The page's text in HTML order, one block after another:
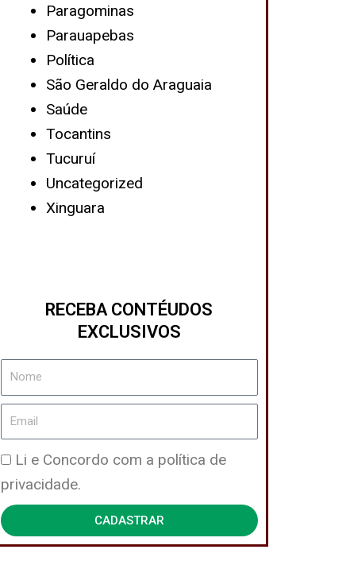
Paragominas
Parauapebas
Política
São Geraldo do Araguaia
Saúde
Tocantins
Tucuruí
Uncategorized
Xinguara
RECEBA CONTÉUDOS
EXCLUSIVOS
Nome
Email
Política
de
Privacidade
Li e Concordo com a política de
privacidade.
CADASTRAR